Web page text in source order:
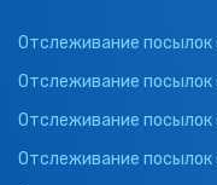
Отслеживание посылок
Отслеживание посылок
Отслеживание посылок
Отслеживание посылок